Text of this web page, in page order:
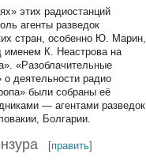
этих радиостанций
агенты разведок
стран, особенно Ю. Марин,
именем К. Неастрова на
«Разоблачительные
о деятельности радио
были собраны её
— агентами разведок
Болгарии.
[править]